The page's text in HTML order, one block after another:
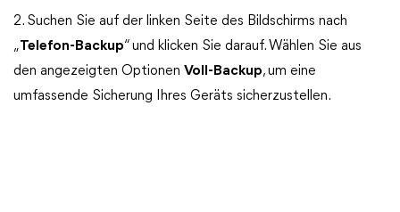
2. Suchen Sie auf der linken Seite des Bildschirms nach
„Telefon-Backup“ und klicken Sie darauf. Wählen Sie aus
den angezeigten Optionen Voll-Backup, um eine
umfassende Sicherung Ihres Geräts sicherzustellen.